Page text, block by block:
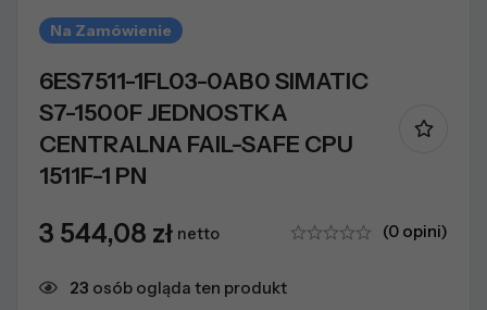
Na Zamówienie
6ES7511-1FL03-0AB0 SIMATIC
S7-1500F JEDNOSTKA
CENTRALNA FAIL-SAFE CPU
1511F-1 PN
3 544,08 zł netto (0 opini)
23 osób ogląda ten produkt